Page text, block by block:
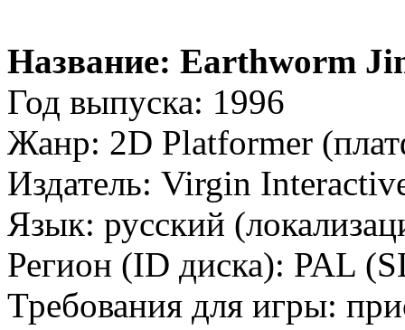
Название: Earthworm
Год выпуска: 1996
Жанр: 2D Platformer
Издатель: Virgin
Язык: русский
Регион (ID диска): PAL
Требования для игры: